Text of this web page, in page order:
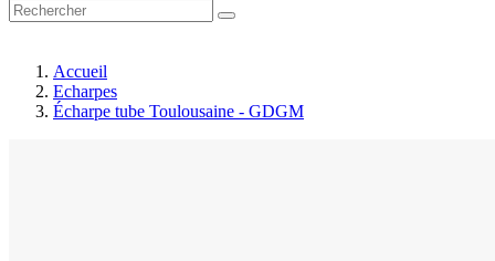
Accueil
Echarpes
Écharpe tube Toulousaine - GDGM